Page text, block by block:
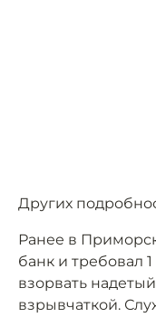
Других
Ранее в
банк и требовал
взорвать
взрывчаткой.